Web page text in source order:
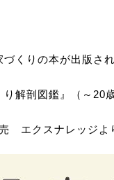
事業
－
くりの本が出版さ
り解剖図鑑』（～20
エクスナレッジよ